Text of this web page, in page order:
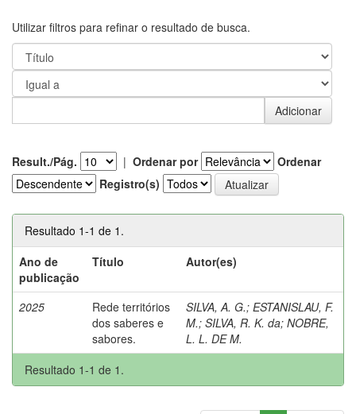
Utilizar filtros para refinar o resultado de busca.
Result./Pág. | Ordenar por
Ordenar
Registro(s)
Resultado 1-1 de 1.
Ano de
publicação
Título Autor(es)
2025
Rede territórios
dos saberes e
sabores.
SILVA, A. G.; ESTANISLAU, F.
M.; SILVA, R. K. da; NOBRE,
L. L. DE M.
Resultado 1-1 de 1.